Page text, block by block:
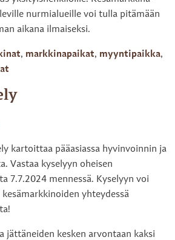
nurmialueille voi tulla pitämään
aikana ilmaiseksi.
, markkinapaikat, myyntipaikka,
kartoittaa pääasiassa hyvinvoinnin ja
Vastaa kyselyyn oheisen
7.7.2024 mennessä. Kyselyyn voi
yhteydessä
jättäneiden kesken arvontaan kaksi